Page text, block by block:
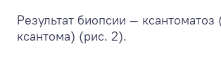
Результат биопсии — ксантоматоз
ксантома) (рис. 2).